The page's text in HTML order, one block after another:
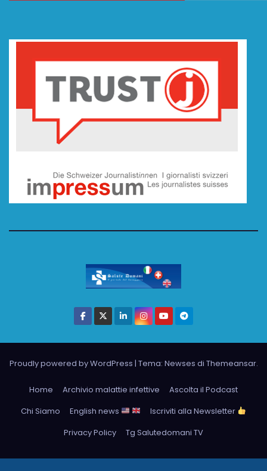
Proudly powered by WordPress | Tema: Newses di Themeansar.
Home Archivio malattie infettive
Ascolta il Podcast
Chi Siamo
English news
Iscriviti alla Newsletter
Privacy Policy
Tg Salutedomani TV